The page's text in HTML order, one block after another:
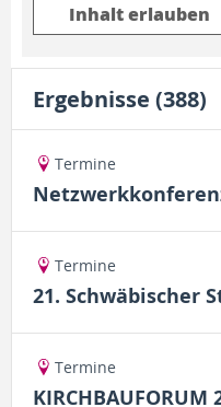
Inhalt erlauben
Ergebnisse (388)
Termine
Termine
21. Schwäbischer
Termine
KIRCHBAUFORUM